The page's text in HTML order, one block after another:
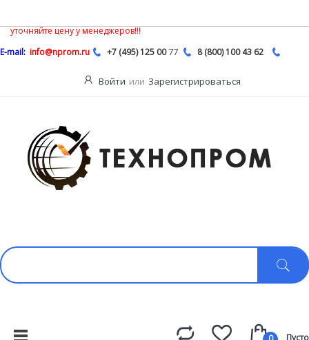
уточняйте цену у менеджеров!!!
E-mail: info@nprom.ru +7 (495) 125 0077 8 (800) 100 43 62
Войти или Зарегистрироваться
Пусто